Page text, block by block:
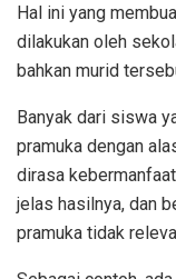
Hal ini yang
dilakukan oleh
bahkan murid
Banyak dari siswa
pramuka dengan
dirasa
jelas hasilnya, dan
pramuka tidak